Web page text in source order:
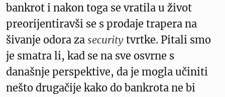
bankrot i nakon toga se vratila u život
preorijentiravši se s prodaje trapera na
šivanje odora za security tvrtke. Pitali smo
je smatra li, kad se na sve osvrne s
današnje perspektive, da je mogla učiniti
nešto drugačije kako do bankrota ne bi